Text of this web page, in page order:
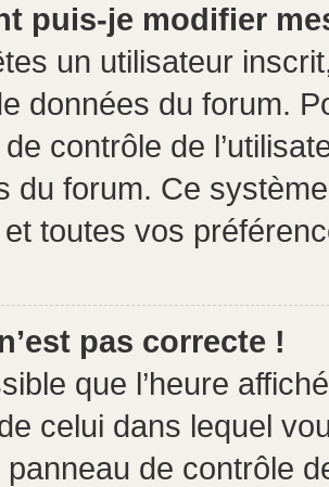
puis-je modifier
un utilisateur
données du forum.
contrôle de
du forum. Ce
toutes vos
pas correcte !
que l’heure
celui dans lequel
de contrôle